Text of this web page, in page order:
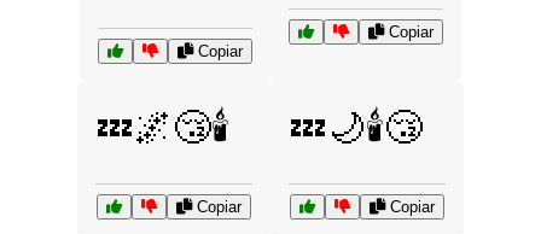
Copiar
Copiar
💤🌌😴🕯️
Copiar
💤🌙🕯️😴
Copiar